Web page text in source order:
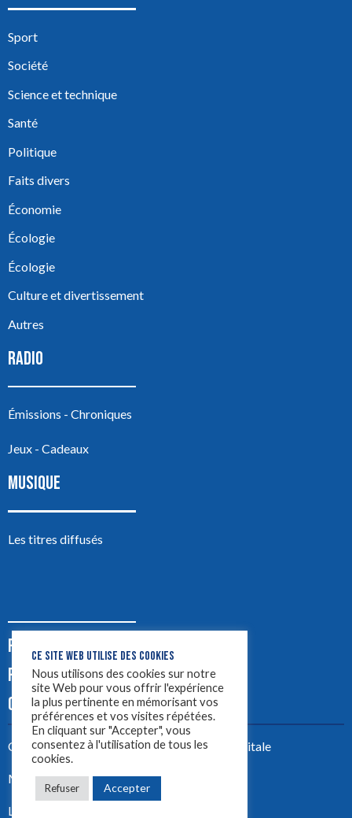
Sport
Société
Science et technique
Santé
Politique
Faits divers
Économie
Écologie
Écologie
Culture et divertissement
Autres
RADIO
Émissions - Chroniques
Jeux - Cadeaux
MUSIQUE
Les titres diffusés
PODCASTS
PUB
CONTACT
Créez votre site avecYellowtie – Agence Digitale
Mentions légales
LYON 1ère 2023 ©
CE SITE WEB UTILISE DES COOKIES
Nous utilisons des cookies sur notre
site Web pour vous offrir l'expérience
la plus pertinente en mémorisant vos
préférences et vos visites répétées.
En cliquant sur "Accepter", vous
consentez à l'utilisation de tous les
cookies.
Refuser Accepter